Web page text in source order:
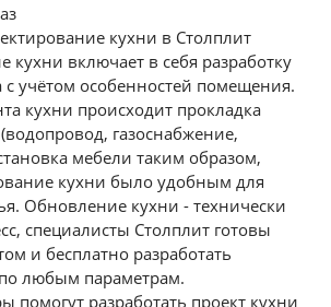
кухни в Столплит
кухни включает в себя разработку
с учётом особенностей помещения.
кухни происходит прокладка
газоснабжение,
мебели таким образом,
кухни было удобным для
Обновление кухни - технически
cпециалисты Столплит готовы
и бесплатно разработать
любым параметрам.
помогут разработать проект кухни